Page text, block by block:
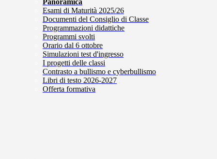
Panoramica
Esami di Maturità 2025/26
Documenti del Consiglio di Classe
Programmazioni didattiche
Programmi svolti
Orario dal 6 ottobre
Simulazioni test d'ingresso
I progetti delle classi
Contrasto a bullismo e cyberbullismo
Libri di testo 2026-2027
Offerta formativa